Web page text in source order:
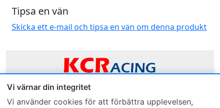
Vi värnar din integritet
Vi använder cookies för att förbättra upplevelsen,
Tipsa en vän
Skicka ett e-mail och tipsa en vän om denna produkt
Sveriges mest sålda dieselbox